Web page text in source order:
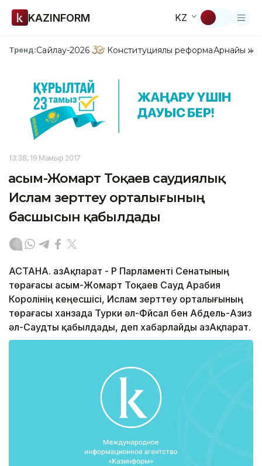
KAZINFORM KZ
Тренд:Сайлау-2026 Конституциялық реформаАрнайы
13:38, 19 Мамыр 2017
Қасым-Жомарт Тоқаев саудиялық
Ислам зерттеу орталығының
басшысын қабылдады
АСТАНА. ҚазАқпарат - ҚР Парламенті Сенатының
төрағасы Қасым-Жомарт Тоқаев Сауд Арабия
Королінің кеңесшісі, Ислам зерттеу орталығының
төрағасы ханзада Турки әл-Фйсал бен Абдель-Азиз
әл-Саудты қабылдады, деп хабарлайды ҚазАқпарат.